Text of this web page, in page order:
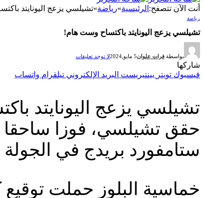
أنت الآن تتصفح: الرئيسية»رياضة»تشيلسي يزعج اليونايتد
رياضة
تشيلسي يزعج اليونايتد باكتساح وست هام!
بواسطة فرات علوان5 مايو,2024 لا توجد تعليقات
شاركها
فيسبوك تويتر بينتيريست البريد الإلكتروني تيلقرام واتساب
تشيلسي يزعج اليونايتد
ستامفورد بريدج في الجولة 36 من الدوري الإنجليزي.
خماسية البلوز حملت